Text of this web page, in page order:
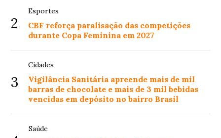
2
Esportes
CBF reforça paralisação das competições
durante Copa Feminina em 2027
3
Cidades
Vigilância Sanitária apreende mais de mil
barras de chocolate e mais de 3 mil bebidas
vencidas em depósito no bairro Brasil
Saúde